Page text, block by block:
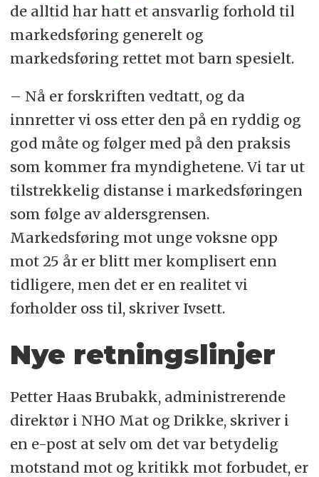
markedsføring av usunn mat og
drikke særlig rettet mot barn. Det er
viktig for å skape trygghet for barn
og unges helse, og det er en viktig
milepæl for folkehelsearbeidet vårt.
– Som er vanlig ved innføring av nye
regelverk, har det kommet en del
spørsmål fra bransjen og fra andre
om hva den nye forskriften betyr i
praksis og hvordan ulike tilfeller skal
tolkes. Helsedirektoratet har derfor
bistått med en omfattende veileder
og svarer også fortløpende ut
spørsmål. Det vil de også gjøre
fremover.
de alltid har hatt et ansvarlig forhold til
markedsføring generelt og
markedsføring rettet mot barn spesielt.
– Nå er forskriften vedtatt, og da
innretter vi oss etter den på en ryddig og
god måte og følger med på den praksis
som kommer fra myndighetene. Vi tar ut
tilstrekkelig distanse i markedsføringen
som følge av aldersgrensen.
Markedsføring mot unge voksne opp
mot 25 år er blitt mer komplisert enn
tidligere, men det er en realitet vi
forholder oss til, skriver Ivsett.
Nye retningslinjer
Petter Haas Brubakk, administrerende
direktør i NHO Mat og Drikke, skriver i
en e-post at selv om det var betydelig
motstand mot og kritikk mot forbudet, er